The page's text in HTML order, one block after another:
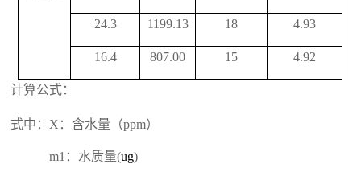
24.3 1199.13 18 4.93
16.4 807.00 15 4.92
计算公式：
式中： X ：含水量（ppm）
m1 ：水质量(ug)